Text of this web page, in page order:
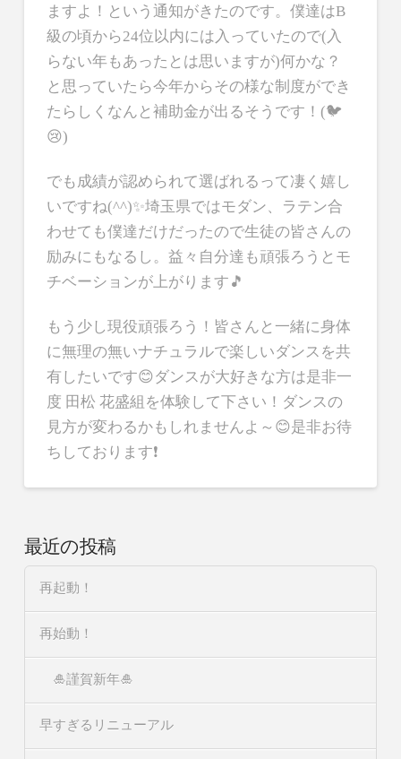
ますよ！という通知がきたのです。僕達はB
級の頃から24位以内には入っていたので(入
らない年もあったとは思いますが)何かな？
と思っていたら今年からその様な制度ができ
たらしくなんと補助金が出るそうです！(🐦
😢)
でも成績が認められて選ばれるって凄く嬉し
いですね(^^)✨埼玉県ではモダン、ラテン合
わせても僕達だけだったので生徒の皆さんの
励みにもなるし。益々自分達も頑張ろうとモ
チベーションが上がります🎵
もう少し現役頑張ろう！皆さんと一緒に身体
に無理の無いナチュラルで楽しいダンスを共
有したいです😊ダンスが大好きな方は是非一
度 田松 花盛組を体験して下さい！ダンスの
見方が変わるかもしれませんよ～😊是非お待
ちしております❗
最近の投稿
再起動！
再始動！
🎍謹賀新年🎍
早すぎるリニューアル